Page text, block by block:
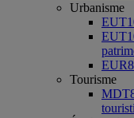
Urbanisme
Tourisme